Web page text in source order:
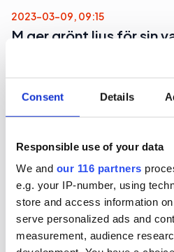
Consent Details
Responsible use of your data
We and our 116 partners
e.g. your IP-number, using
store and access information
serve personalized ads and
measurement, audience
2023-03-09, 09:15
M ger grönt ljus för sin
Av Moderaternas
partiet ger godkänt åt sin
Val 2022
2023-02-20, 09:35
Centerpartiets
till val på värderingar